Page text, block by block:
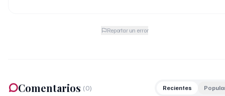
Reportar un error
Comentarios (0) Recientes